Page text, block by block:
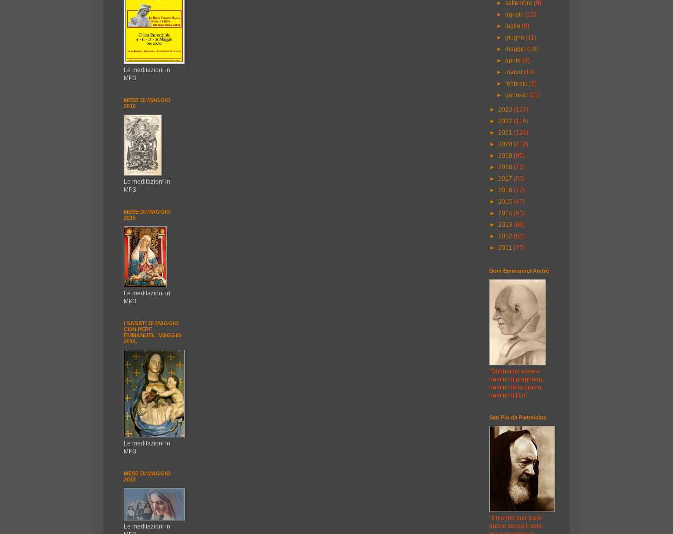
Le meditazioni in
MP3
MESE DI MAGGIO
2016
Le meditazioni in
MP3
MESE DI MAGGIO
2015
Le meditazioni in
MP3
I SABATI DI MAGGIO
CON PERE
EMMANUEL. MAGGIO
2014.
Le meditazioni in
MP3
MESE DI MAGGIO
2013
Le meditazioni in
►settembre(9)
►agosto(12)
►
luglio(8)
►giugno(11)
►maggio(10)
►aprile(8)
►marzo(14)
►febbraio(9)
►gennaio(11)
► 2023 (127)
► 2022 (116)
► 2021 (124)
► 2020 (212)
► 2019 (95)
► 2018 (77)
► 2017 (53)
► 2016 (77)
► 2015 (47)
► 2014 (51)
► 2013 (68)
► 2012 (53)
► 2011 (77)
Dom Emmanuel André
"Dobbiamo essere
uomini di preghiera,
uomini della grazia,
uomini di Dio"
San Pio da Pietrelcina
"Il mondo può stare
anche senza il sole,